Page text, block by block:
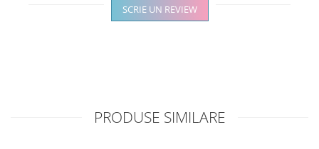
SCRIE UN REVIEW
PRODUSE SIMILARE